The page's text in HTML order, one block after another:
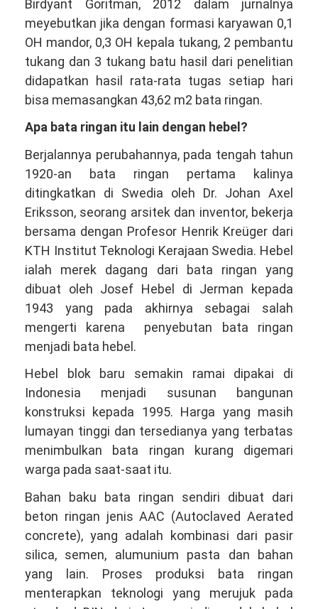
Birdyant Goritman, 2012 dalam jurnalnya
meyebutkan jika dengan formasi karyawan 0,1
OH mandor, 0,3 OH kepala tukang, 2 pembantu
tukang dan 3 tukang batu hasil dari penelitian
didapatkan hasil rata-rata tugas setiap hari
bisa memasangkan 43,62 m2 bata ringan.
Apa bata ringan itu lain dengan hebel?
Berjalannya perubahannya, pada tengah tahun
1920-an bata ringan pertama kalinya
ditingkatkan di Swedia oleh Dr. Johan Axel
Eriksson, seorang arsitek dan inventor, bekerja
bersama dengan Profesor Henrik Kreüger dari
KTH Institut Teknologi Kerajaan Swedia. Hebel
ialah merek dagang dari bata ringan yang
dibuat oleh Josef Hebel di Jerman kepada
1943 yang pada akhirnya sebagai salah
mengerti karena penyebutan bata ringan
menjadi bata hebel.
Hebel blok baru semakin ramai dipakai di
Indonesia menjadi susunan bangunan
konstruksi kepada 1995. Harga yang masih
lumayan tinggi dan tersedianya yang terbatas
menimbulkan bata ringan kurang digemari
warga pada saat-saat itu.
Bahan baku bata ringan sendiri dibuat dari
beton ringan jenis AAC (Autoclaved Aerated
concrete), yang adalah kombinasi dari pasir
silica, semen, alumunium pasta dan bahan
yang lain. Proses produksi bata ringan
menterapkan teknologi yang merujuk pada